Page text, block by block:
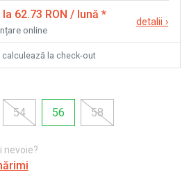
la 62.73 RON / lună *
online
detalii ›
la check-out
54 56 58
nevoie?